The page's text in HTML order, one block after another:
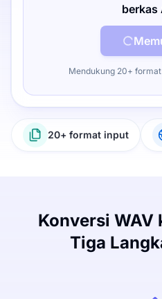
berkas
Mendukung 20+
20+ format input
Konversi WAV
Tiga